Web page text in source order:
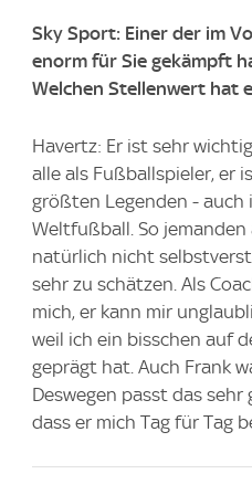
Sky Sport: Einer der im
enorm für Sie gekämpft
Welchen Stellenwert hat
Havertz: Er ist sehr
alle als Fußballspieler, er
größten Legenden -
Weltfußball. So jemanden
natürlich nicht
sehr zu schätzen. Als
mich, er kann mir
weil ich ein bisschen auf
geprägt hat. Auch Frank
Deswegen passt das
dass er mich Tag für Tag